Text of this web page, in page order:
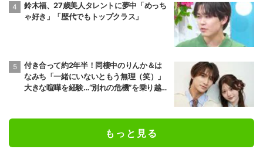
鈴木福、27歳美人タレントに夢中「めっち
ゃ好き」「歴代でもトップクラス」
付き合って約2年半！同棲中のりんか＆は
なみち「一緒にいないともう無理（笑）」
大きな喧嘩を経験…“別れの危機”を乗り越え
もっと見る